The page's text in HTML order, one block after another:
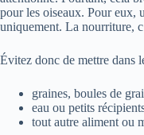
pour les oiseaux. Pour eux,
uniquement. La nourriture,
Évitez donc de mettre dans
graines, boules de
eau ou petits
tout autre aliment ou